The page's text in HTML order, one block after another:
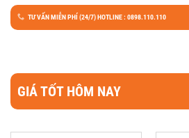
TƯ VẤN MIỄN PHÍ (24/7) HOTLINE : 0898.110.110
GIÁ TỐT HÔM NAY